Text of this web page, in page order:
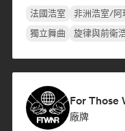
法國浩室 非洲浩室/阿
獨立舞曲
旋律與前衛
For Those
廠牌